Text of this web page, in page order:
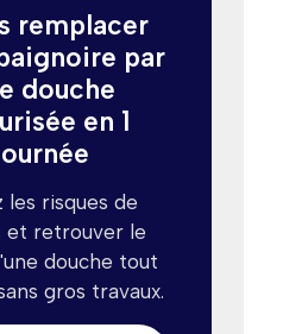
remplacer
par
douche
en 1
les risques de
et retrouver le
douche tout
gros travaux.